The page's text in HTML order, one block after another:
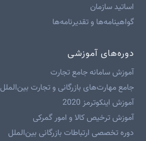
اساتید سازمان
گواهینامه‌ها و تقدیرنامه‌ها
دوره‌های آموزشی
آموزش سامانه جامع تجارت
جامع مهارت‌های بازرگانی و تجارت بین‌الملل
آموزش اینکوترمز 2020
آموزش ترخیص کالا و امور گمرکی
دوره تخصصی ارتباطات بازرگانی بین‌الملل